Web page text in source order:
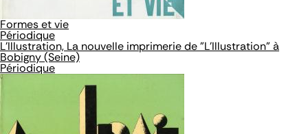
Formes et vie
Périodique
L'Illustration, La nouvelle imprimerie de "L'Illustration" à
Bobigny (Seine)
Périodique